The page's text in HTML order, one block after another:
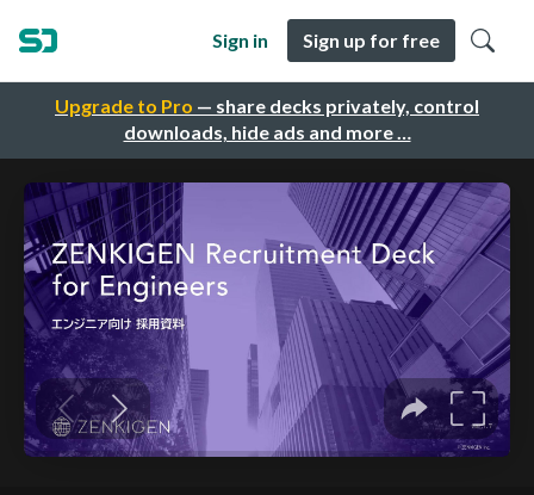
Upgrade to Pro — share decks privately, control
downloads, hide ads and more …
Sign in Sign up for free